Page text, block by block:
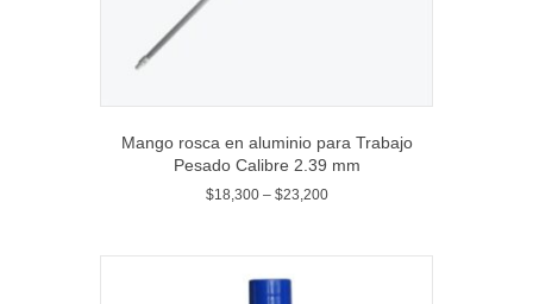
Mango rosca en aluminio para Trabajo
Pesado Calibre 2.39 mm
$18,300– $23,200